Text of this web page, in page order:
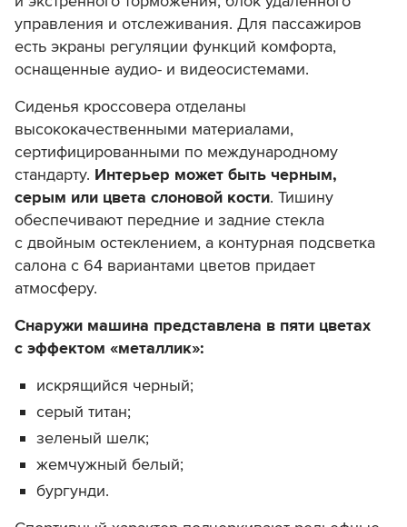
управления и отслеживания. Для пассажиров
есть экраны регуляции функций комфорта,
оснащенные аудио- и видеосистемами.
Сиденья кроссовера отделаны
высококачественными материалами,
сертифицированными по международному
стандарту. Интерьер может быть черным,
серым или цвета слоновой кости. Тишину
обеспечивают передние и задние стекла
с двойным остеклением, а контурная подсветка
салона с 64 вариантами цветов придает
атмосферу.
Снаружи машина представлена в пяти цветах
с эффектом «металлик»:
искрящийся черный;
серый титан;
зеленый шелк;
жемчужный белый;
бургунди.